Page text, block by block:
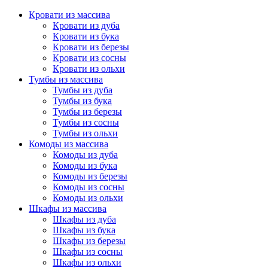
Кровати из массива
Кровати из дуба
Кровати из бука
Кровати из березы
Кровати из сосны
Кровати из ольхи
Тумбы из массива
Тумбы из дуба
Тумбы из бука
Тумбы из березы
Тумбы из сосны
Тумбы из ольхи
Комоды из массива
Комоды из дуба
Комоды из бука
Комоды из березы
Комоды из сосны
Комоды из ольхи
Шкафы из массива
Шкафы из дуба
Шкафы из бука
Шкафы из березы
Шкафы из сосны
Шкафы из ольхи